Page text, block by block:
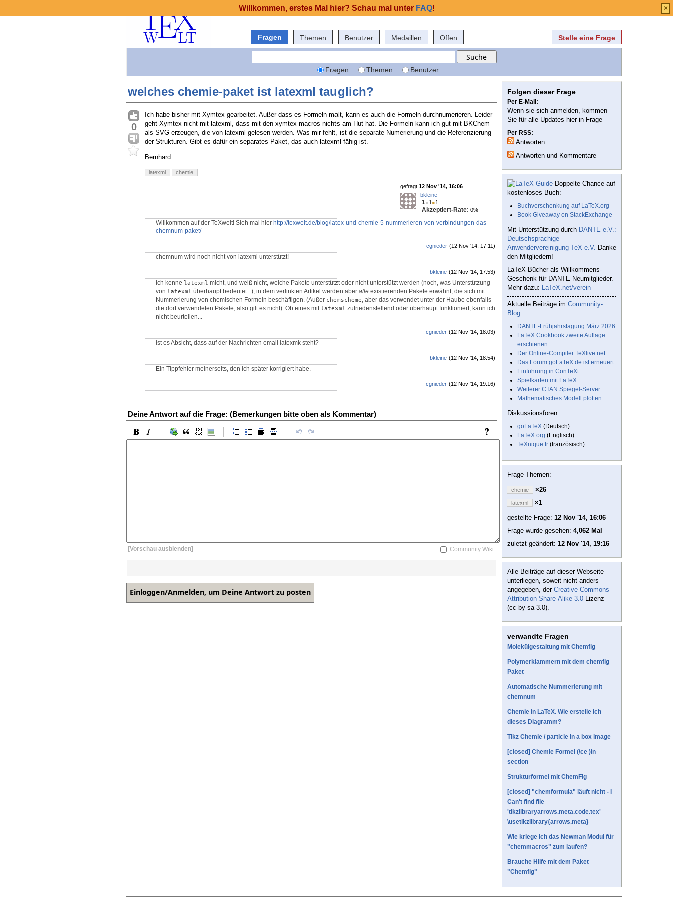
Fragen Themen Benutzer Medaillen Offen Stelle eine Frage
Fragen Themen Benutzer
welches chemie-paket ist latexml tauglich?
0
Ich habe bisher mit Xymtex gearbeitet. Außer dass es Formeln malt, kann es auch die Formeln durchnumerieren. Leider
geht Xymtex nicht mit latexml, dass mit den xymtex macros nichts am Hut hat. Die Formeln kann ich gut mit BKChem
als SVG erzeugen, die von latexml gelesen werden. Was mir fehlt, ist die separate Numerierung und die Referenzierung
der Strukturen. Gibt es dafür ein separates Paket, das auch latexml-fähig ist.
Bernhard
latexml chemie
gefragt 12 Nov '14, 16:06
bkleine
1●1 ●1
Akzeptiert-Rate: 0%
Willkommen auf der TeXwelt! Sieh mal hier http://texwelt.de/blog/latex-und-chemie-5-nummerieren-von-verbindungen-das-
chemnum-paket/
(12 Nov '14, 17:11)
cgnieder
chemnum wird noch nicht von latexml unterstützt!
(12 Nov '14, 17:53)
bkleine
Ich kenne latexml micht, und weiß nicht, welche Pakete unterstützt oder nicht unterstützt werden (noch, was Unterstützung
von latexml überhaupt bedeutet...), in dem verlinkten Artikel werden aber alle existierenden Pakete erwähnt, die sich mit
Nummerierung von chemischen Formeln beschäftigen. (Außer chemscheme, aber das verwendet unter der Haube ebenfalls
die dort verwendeten Pakete, also gilt es nicht). Ob eines mit latexml zufriedenstellend oder überhaupt funktioniert, kann ich
nicht beurteilen...
(12 Nov '14, 18:03)
cgnieder
ist es Absicht, dass auf der Nachrichten email latexmk steht?
(12 Nov '14, 18:54)
bkleine
Ein Tippfehler meinerseits, den ich später korrigiert habe.
(12 Nov '14, 19:16)
cgnieder
Deine Antwort auf die Frage: (Bemerkungen bitte oben als Kommentar)
[Vorschau ausblenden] Community Wiki:
Folgen dieser Frage
Per E-Mail:
Wenn sie sich anmelden, kommen
Sie für alle Updates hier in Frage
Per RSS:
Antworten
Antworten und Kommentare
Doppelte Chance auf
kostenloses Buch:
Buchverschenkung auf LaTeX.org
Book Giveaway on StackExchange
Mit Unterstützung durch DANTE e.V.:
Deutschsprachige
Anwendervereinigung TeX e.V. Danke
den Mitgliedern!
LaTeX-Bücher als Willkommens-
Geschenk für DANTE Neumitglieder.
Mehr dazu: LaTeX.net/verein
Aktuelle Beiträge im Community-
Blog:
DANTE-Frühjahrstagung März 2026
LaTeX Cookbook zweite Auflage
erschienen
Der Online-Compiler TeXlive.net
Das Forum goLaTeX.de ist erneuert
Einführung in ConTeXt
Spielkarten mit LaTeX
Weiterer CTAN Spiegel-Server
Mathematisches Modell plotten
Diskussionsforen:
goLaTeX (Deutsch)
LaTeX.org (Englisch)
TeXnique.fr (französisch)
Frage-Themen:
chemie ×26
latexml
×1
gestellte Frage: 12 Nov '14, 16:06
Frage wurde gesehen: 4,062 Mal
zuletzt geändert: 12 Nov '14, 19:16
Alle Beiträge auf dieser Webseite
unterliegen, soweit nicht anders
angegeben, der Creative Commons
Attribution Share-Alike 3.0 Lizenz
(cc-by-sa 3.0).
verwandte Fragen
Molekülgestaltung mit Chemfig
Polymerklammern mit dem chemfig
Paket
Automatische Nummerierung mit
chemnum
Chemie in LaTeX. Wie erstelle ich
dieses Diagramm?
Tikz Chemie / particle in a box image
[closed] Chemie Formel (\ce )in
section
Strukturformel mit ChemFig
[closed] "chemformula" läuft nicht - I
Can't find file
'tikzlibraryarrows.meta.code.tex'
\usetikzlibrary{arrows.meta}
Wie kriege ich das Newman Modul für
"chemmacros" zum laufen?
Brauche Hilfe mit dem Paket
"Chemfig"
Willkommen, erstes Mal hier? Schau mal unter FAQ! ×